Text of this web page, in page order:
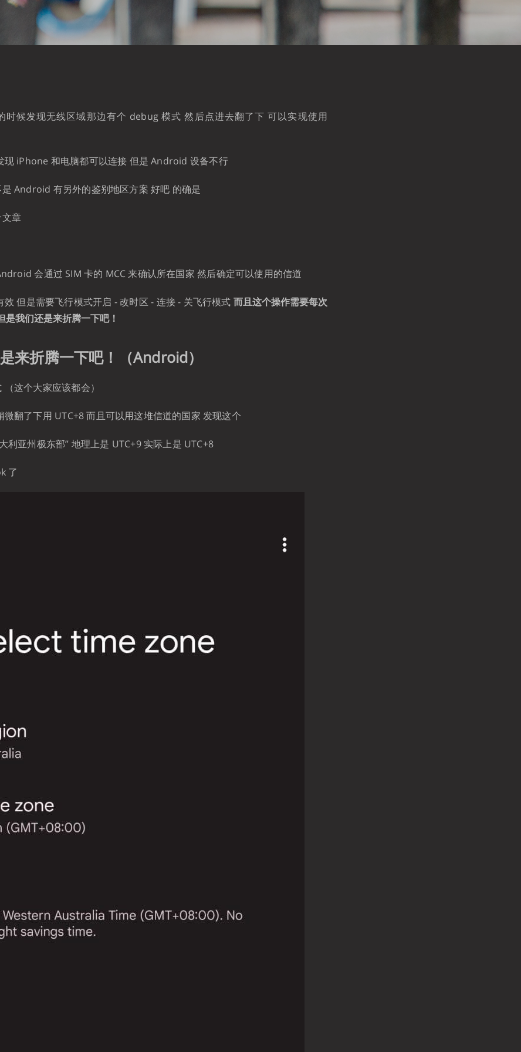
时候发现无线区域那边有个 debug 模式 然后点进去翻了下 可以实现使用
现 iPhone 和电脑都可以连接 但是 Android 设备不行
Android 有另外的鉴别地区方案 好吧 的确是
章
会通过 SIM 卡的 MCC 来确认所在国家 然后确定可以使用的信道
效 但是需要飞行模式开启 - 改时区 - 连接 - 关飞行模式 而且这个操作需要每次
是我们还是来折腾一下吧！
来折腾一下吧！（Android）
这个大家应该都会）
微翻了下用 UTC+8 而且可以用这堆信道的国家 发现这个
利亚州极东部” 地理上是 UTC+9 实际上是 UTC+8
了